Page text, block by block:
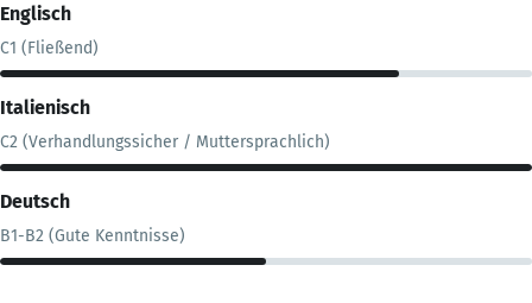
Englisch
C1 (Fließend)
Italienisch
C2 (Verhandlungssicher / Muttersprachlich)
Deutsch
B1-B2 (Gute Kenntnisse)